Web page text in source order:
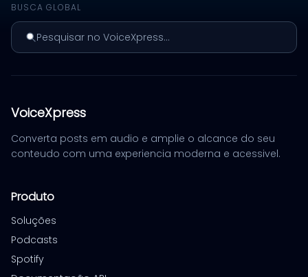
BUSCA GLOBAL
Pesquisar no VoiceXpress...
VoiceXpress
Converta posts em audio e amplie o alcance do seu
conteudo com uma experiencia moderna e acessivel.
Produto
Soluções
Podcasts
Spotify